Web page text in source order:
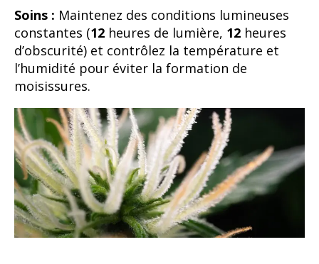
Soins : Maintenez des conditions lumineuses
constantes (12 heures de lumière, 12 heures
d’obscurité) et contrôlez la température et
l’humidité pour éviter la formation de
moisissures.